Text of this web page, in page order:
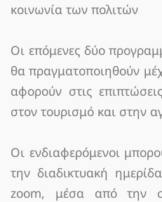
κοινωνία των πολιτών
Οι επόμενες δύο
θα πραγματοποιηθούν
αφορούν στις
στον τουρισμό και στην
Οι ενδιαφερόμενοι
την διαδικτυακή
zoοm, μέσα από την